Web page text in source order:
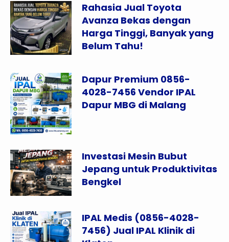
Rahasia Jual Toyota
Avanza Bekas dengan
Harga Tinggi, Banyak yang
Belum Tahu!
Dapur Premium 0856-
4028-7456 Vendor IPAL
Dapur MBG di Malang
Investasi Mesin Bubut
Jepang untuk Produktivitas
Bengkel
IPAL Medis (0856-4028-
7456) Jual IPAL Klinik di